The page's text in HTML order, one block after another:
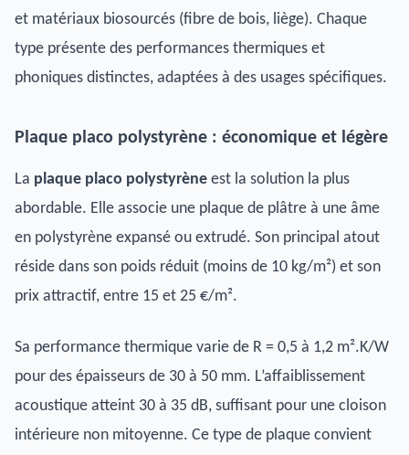
et matériaux biosourcés (fibre de bois, liège). Chaque
type présente des performances thermiques et
phoniques distinctes, adaptées à des usages spécifiques.
Plaque placo polystyrène : économique et légère
La plaque placo polystyrène est la solution la plus
abordable. Elle associe une plaque de plâtre à une âme
en polystyrène expansé ou extrudé. Son principal atout
réside dans son poids réduit (moins de 10 kg/m²) et son
prix attractif, entre 15 et 25 €/m².
Sa performance thermique varie de R = 0,5 à 1,2 m².K/W
pour des épaisseurs de 30 à 50 mm. L’affaiblissement
acoustique atteint 30 à 35 dB, suffisant pour une cloison
intérieure non mitoyenne. Ce type de plaque convient